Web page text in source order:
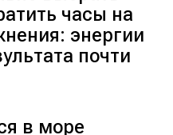
часы на
энергии
почти
в море